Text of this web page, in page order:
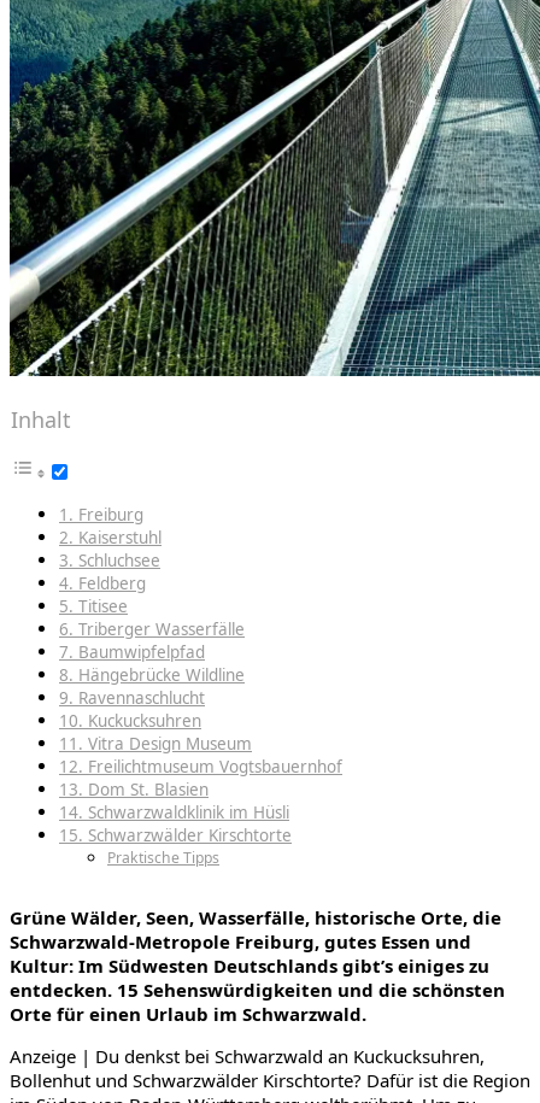
Inhalt
1. Freiburg
2. Kaiserstuhl
3. Schluchsee
4. Feldberg
5. Titisee
6. Triberger Wasserfälle
7. Baumwipfelpfad
8. Hängebrücke Wildline
9. Ravennaschlucht
10. Kuckucksuhren
11. Vitra Design Museum
12. Freilichtmuseum Vogtsbauernhof
13. Dom St. Blasien
14. Schwarzwaldklinik im Hüsli
15. Schwarzwälder Kirschtorte
Praktische Tipps
Grüne Wälder, Seen, Wasserfälle, historische Orte, die
Schwarzwald-Metropole Freiburg, gutes Essen und
Kultur: Im Südwesten Deutschlands gibt’s einiges zu
entdecken. 15 Sehenswürdigkeiten und die schönsten
Orte für einen Urlaub im Schwarzwald.
Anzeige | Du denkst bei Schwarzwald an Kuckucksuhren,
Bollenhut und Schwarzwälder Kirschtorte? Dafür ist die Region